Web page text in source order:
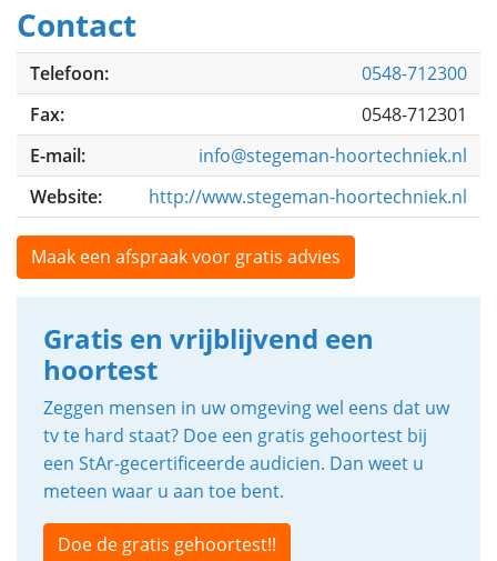
Contact
Telefoon:
0548-712300
Fax:
0548-712301
E-mail:
info@stegeman-hoortechniek.nl
Website:
http://www.stegeman-hoortechniek.nl
Maak een afspraak voor gratis advies
Gratis en vrijblijvend een
hoortest
Zeggen mensen in uw omgeving wel eens dat uw
tv te hard staat? Doe een gratis gehoortest bij
een StAr-gecertificeerde audicien. Dan weet u
meteen waar u aan toe bent.
Doe de gratis gehoortest!!